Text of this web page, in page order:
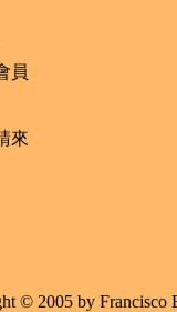
員
來
© 2005 by Francisco